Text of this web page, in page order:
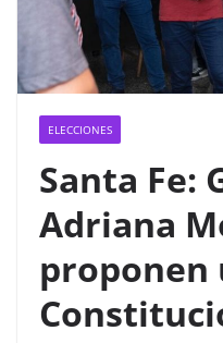
ELECCIONES
Santa Fe:
Adriana
proponen